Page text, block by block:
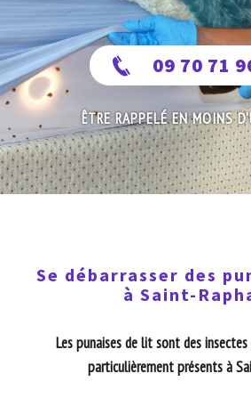
09 70 71
ÊTRE RAPPELÉ EN MOINS
Se débarrasser des
à Saint-
Les punaises de lit sont des
particulièrement présents à